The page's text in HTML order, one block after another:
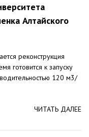
Алтайского
реконструкция
готовится к запуску
120 м3/
ЧИТАТЬ ДАЛЕЕ